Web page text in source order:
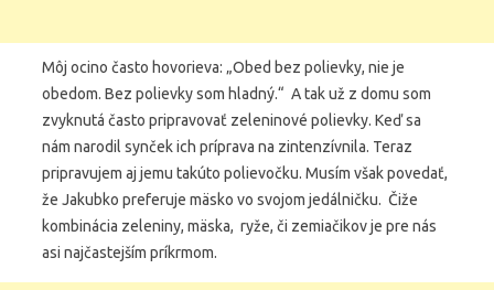
Môj ocino často hovorieva: „Obed bez polievky, nie je
obedom. Bez polievky som hladný.“ A tak už z domu som
zvyknutá často pripravovať zeleninové polievky. Keď sa
nám narodil synček ich príprava na zintenzívnila. Teraz
pripravujem aj jemu takúto polievočku. Musím však povedať,
že Jakubko preferuje mäsko vo svojom jedálničku. Čiže
kombinácia zeleniny, mäska, ryže, či zemiačikov je pre nás
asi najčastejším príkrmom.